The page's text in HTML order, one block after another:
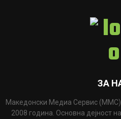
ЗА
Македонски Медиа Сервис (ММС)
2008 година. Основна дејност